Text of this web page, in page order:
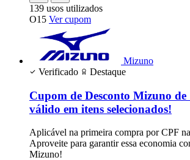
139 usos utilizados
O15 Ver cupom
Mizuno
Verificado
Destaque
Cupom de Desconto Mizuno
válido em itens selecionados!
Aplicável na primeira compra por CPF
Aproveite para garantir essa economia
Mizuno!